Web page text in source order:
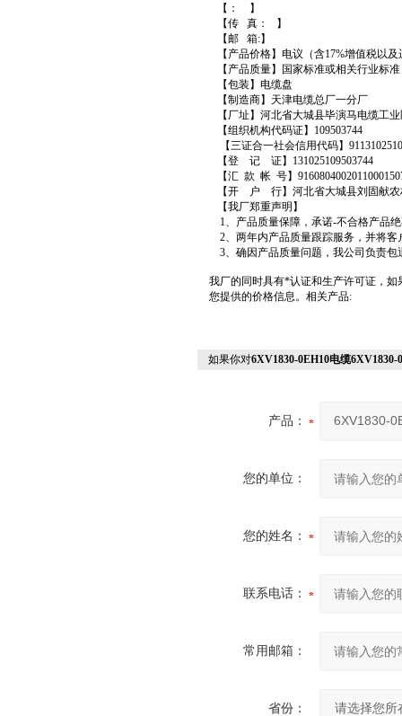
【： 】
【传 真： 】
【邮 箱:】
【产品价格】电议（含17%增值税以及
【产品质量】国家标准或相关行业标准
【包装】电缆盘
【制造商】天津电缆总厂一分厂
【厂址】河北省大城县毕演马电缆工业
【组织机构代码证】109503744
【三证合一社会信用代码】
【登 记 证】131025109503744
【汇 款 帐 号】
【开 户 行】河北省大城县刘固献农
【我厂郑重声明】
1、产品质量保障，承诺-不合格产品
2、两年内产品质量跟踪服务，并将客
3、确因产品质量问题，我公司负责包
我厂的同时具有*认证和生产许可证，
您提供的价格信息
如果你对6XV1830-0EH10电缆6XV1830-
产品：
您的单位：
您的姓名：
联系电话：
常用邮箱：
省份：